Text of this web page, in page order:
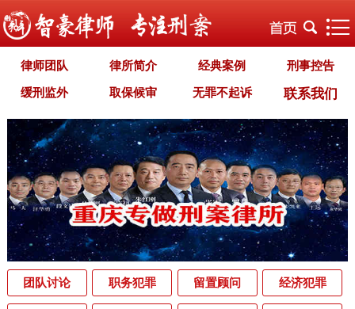
律师团队 律所简介 经典案例 刑事控告
缓刑监外 取保候审 无罪不起诉 联系我们
职务犯罪 经济犯罪 毒品犯罪 罪名专题
智豪文化 自首立功 首席律师致辞 智豪视野
刑罚种类 刑事法规 犯罪释义 刑事知识
法律援助 刑事资讯 刑事文书 案件动态
辩护词集 常见问题 办理中的案件 业务范围
为什么选择智豪 办案机关 中国法律讲堂 辨别伪专业
罪名解析库 网站地图
团队讨论 职务犯罪 留置顾问 经济犯罪